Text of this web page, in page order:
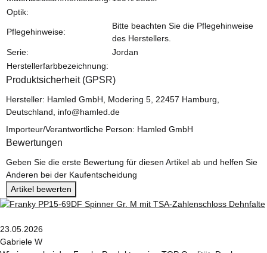
Optik:
Pflegehinweise:
Bitte beachten Sie die Pflegehinweise
des Herstellers.
Serie:
Jordan
Herstellerfarbbezeichnung:
Produktsicherheit (GPSR)
Hersteller: Hamled GmbH, Modering 5, 22457 Hamburg,
Deutschland, info@hamled.de
Importeur/Verantwortliche Person: Hamled GmbH
Bewertungen
Geben Sie die erste Bewertung für diesen Artikel ab und helfen Sie
Anderen bei der Kaufentscheidung
Artikel bewerten
23.05.2026
Gabriele W